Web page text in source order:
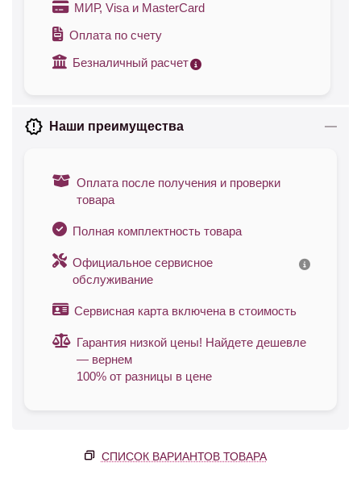
МИР, Visa и MasterCard
Оплата по счету
Безналичный расчет
Наши преимущества
Оплата после получения и проверки
товара
Полная комплектность товара
Официальное сервисное
обслуживание
Сервисная карта включена в стоимость
Гарантия низкой цены! Найдете дешевле
— вернем
100% от разницы в цене
СПИСОК ВАРИАНТОВ ТОВАРА